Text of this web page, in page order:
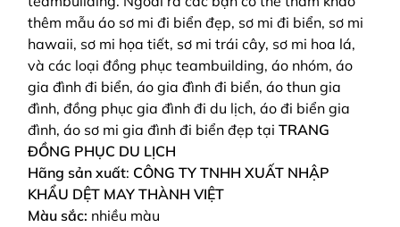
thêm mẫu áo sơ mi đi biển đẹp, sơ mi đi biển, sơ mi
hawaii, sơ mi họa tiết, sơ mi trái cây, sơ mi hoa lá,
và các loại đồng phục teambuilding, áo nhóm, áo
gia đình đi biển, áo gia đình đi biển, áo thun gia
đình, đồng phục gia đình đi du lịch, áo đi biển gia
đình, áo sơ mi gia đình đi biển đẹp tại TRANG
ĐỒNG PHỤC DU LỊCH
Hãng sản xuất: CÔNG TY TNHH XUẤT NHẬP
KHẨU DỆT MAY THÀNH VIỆT
Màu sắc: nhiều màu